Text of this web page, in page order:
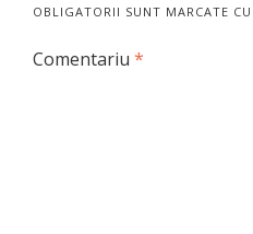
OBLIGATORII SUNT MARCATE CU
Comentariu *